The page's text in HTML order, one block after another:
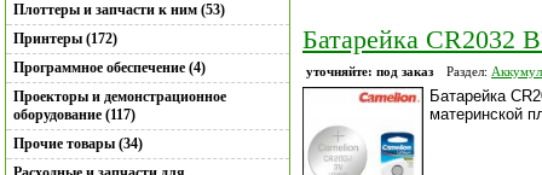
Плоттеры и запчасти к ним (53)
Принтеры (172)
Программное обеспечение (4)
Проекторы и демонстрационное
оборудование (117)
Прочие товары (34)
Батарейка CR2032
уточняйте: под заказ Раздел:
Батарейка
материнской